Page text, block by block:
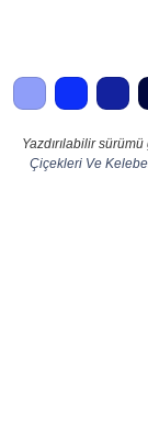
Yazdırılabilir
Çiçekleri Ve